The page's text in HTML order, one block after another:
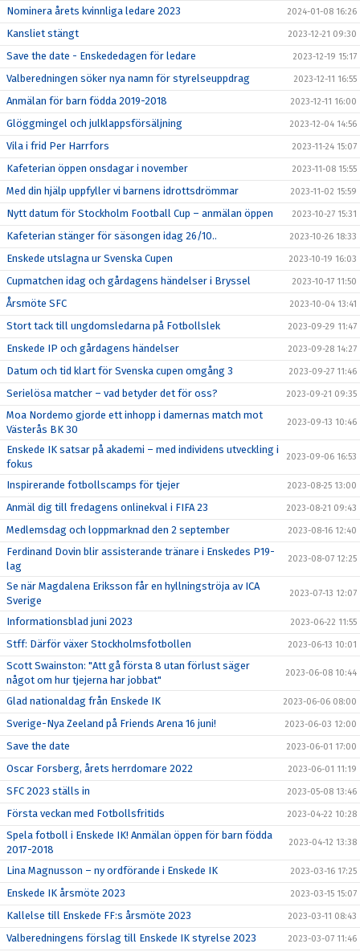
Nominera årets kvinnliga ledare 2023 2024-01-08 16:26
Kansliet stängt 2023-12-21 09:30
Save the date - Enskededagen för ledare 2023-12-19 15:17
Valberedningen söker nya namn för styrelseuppdrag 2023-12-11 16:55
Anmälan för barn födda 2019-2018 2023-12-11 16:00
Glöggmingel och julklappsförsäljning 2023-12-04 14:56
Vila i frid Per Harrfors 2023-11-24 15:07
Kafeterian öppen onsdagar i november 2023-11-08 15:55
Med din hjälp uppfyller vi barnens idrottsdrömmar 2023-11-02 15:59
Nytt datum för Stockholm Football Cup – anmälan öppen 2023-10-27 15:31
Kafeterian stänger för säsongen idag 26/10.. 2023-10-26 18:33
Enskede utslagna ur Svenska Cupen 2023-10-19 16:03
Cupmatchen idag och gårdagens händelser i Bryssel 2023-10-17 11:50
Årsmöte SFC 2023-10-04 13:41
Stort tack till ungdomsledarna på Fotbollslek 2023-09-29 11:47
Enskede IP och gårdagens händelser 2023-09-28 14:27
Datum och tid klart för Svenska cupen omgång 3 2023-09-27 11:46
Serielösa matcher – vad betyder det för oss? 2023-09-21 09:35
Moa Nordemo gjorde ett inhopp i damernas match mot
Västerås BK 30
2023-09-13 10:46
Enskede IK satsar på akademi – med individens utveckling i
fokus
2023-09-06 16:53
Inspirerande fotbollscamps för tjejer 2023-08-25 13:00
Anmäl dig till fredagens onlinekval i FIFA 23 2023-08-21 09:43
Medlemsdag och loppmarknad den 2 september 2023-08-16 12:40
Ferdinand Dovin blir assisterande tränare i Enskedes P19-
lag
2023-08-07 12:25
Se när Magdalena Eriksson får en hyllningströja av ICA
Sverige
2023-07-13 12:07
Informationsblad juni 2023 2023-06-22 11:55
Stff: Därför växer Stockholmsfotbollen 2023-06-13 10:01
Scott Swainston: "Att gå första 8 utan förlust säger
något om hur tjejerna har jobbat"
2023-06-08 10:44
Glad nationaldag från Enskede IK 2023-06-06 08:00
Sverige-Nya Zeeland på Friends Arena 16 juni! 2023-06-03 12:00
Save the date 2023-06-01 17:00
Oscar Forsberg, årets herrdomare 2022 2023-06-01 11:19
SFC 2023 ställs in 2023-05-08 13:46
Första veckan med Fotbollsfritids 2023-04-22 10:28
Spela fotboll i Enskede IK! Anmälan öppen för barn födda
2017-2018
2023-04-12 13:38
Lina Magnusson – ny ordförande i Enskede IK 2023-03-16 17:25
Enskede IK årsmöte 2023 2023-03-15 15:07
Kallelse till Enskede FF:s årsmöte 2023 2023-03-11 08:43
Valberedningens förslag till Enskede IK styrelse 2023 2023-03-07 11:46